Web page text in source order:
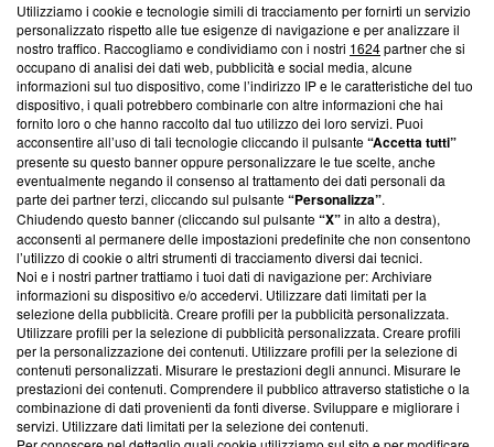
Questa sezione offre informazioni trasparenti su Blasting
News, sui nostri processi editoriali e su come ci impegniamo a
creare news di qualità. Inoltre, afferma la nostra aderenza a
‘Trust Project - News with Integrity’Blasting News non è
ancora membro del programma, ma ha richiesto di farne
parte; Trust Project non ha ancora effettuato una verifica di
conformità agli standard.
Su di noi
Team editoriale
Corporate
Redazione
Informativa Privacy
Cookie Policy
Blasting SA, IDI CHE-247.845.224, Via Carlo Frasca, 3 - 6900
Utilizziamo i cookie e tecnologie simili di tracciamento per fornirti un servizio
personalizzato rispetto alle tue esigenze di navigazione e per analizzare il
nostro traffico. Raccogliamo e condividiamo con i nostri 1624partner che si
occupano di analisi dei dati web, pubblicità e social media, alcune
informazioni sul tuo dispositivo, come l’indirizzo IP e le caratteristiche del tuo
dispositivo, i quali potrebbero combinarle con altre informazioni che hai
fornito loro o che hanno raccolto dal tuo utilizzo dei loro servizi. Puoi
acconsentire all’uso di tali tecnologie cliccando il pulsante“Accetta tutti”
presente su questo banner oppure personalizzare le tue scelte, anche
eventualmente negando il consenso al trattamento dei dati personali da
parte dei partner terzi, cliccando sul pulsante“Personalizza”.
Chiudendo questo banner (cliccando sul pulsante“X”in alto a destra),
acconsenti al permanere delle impostazioni predefinite che non consentono
l’utilizzo di cookie o altri strumenti di tracciamento diversi dai tecnici.
Noi e i nostri partner trattiamo i tuoi dati di navigazione per: Archiviare
informazioni su dispositivo e/o accedervi. Utilizzare dati limitati per la
selezione della pubblicità. Creare profili per la pubblicità personalizzata.
Utilizzare profili per la selezione di pubblicità personalizzata. Creare profili
per la personalizzazione dei contenuti. Utilizzare profili per la selezione di
contenuti personalizzati. Misurare le prestazioni degli annunci. Misurare le
prestazioni dei contenuti. Comprendere il pubblico attraverso statistiche o la
combinazione di dati provenienti da fonti diverse. Sviluppare e migliorare i
servizi. Utilizzare dati limitati per la selezione dei contenuti.